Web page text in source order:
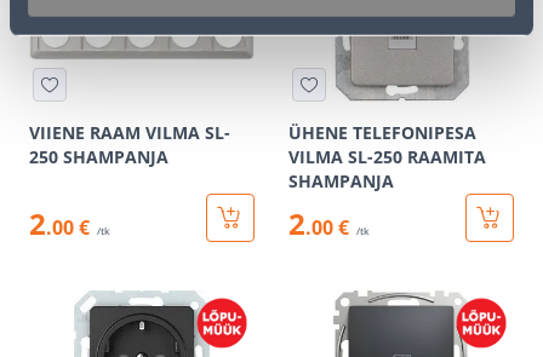
VIIENE RAAM VILMA SL-
250 SHAMPANJA
2.00 € /tk
ÜHENE TELEFONIPESA
VILMA SL-250 RAAMITA
SHAMPANJA
2.00 € /tk